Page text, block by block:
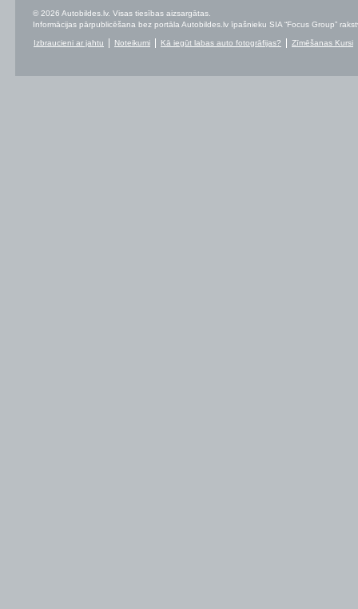
© 2026 Autobildes.lv. Visas tiesības aizsargātas.
Informācijas pārpublicēšana bez portāla Autobildes.lv īpašnieku SIA “Focus Group”
Izbraucieni ar jahtu Noteikumi Kā iegūt labas auto fotogrāfijas? Zīmēšanas Kursi